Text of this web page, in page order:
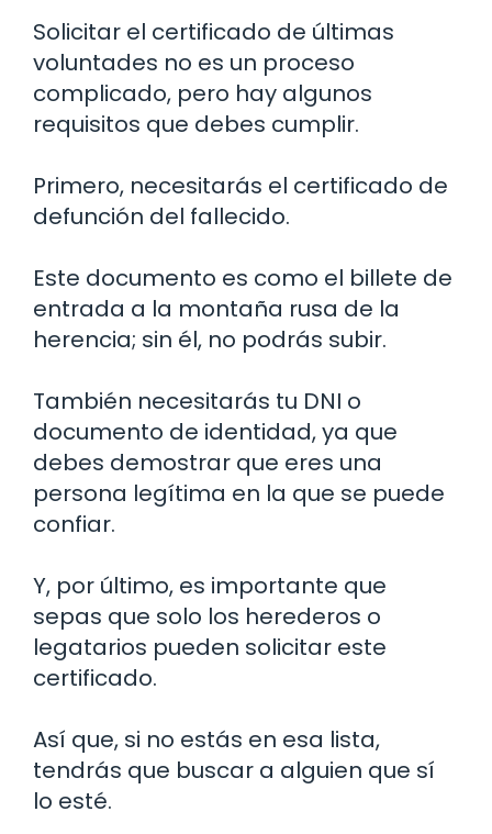
Solicitar el certificado de últimas
voluntades no es un proceso
complicado, pero hay algunos
requisitos que debes cumplir.
Primero, necesitarás el certificado de
defunción del fallecido.
Este documento es como el billete de
entrada a la montaña rusa de la
herencia; sin él, no podrás subir.
También necesitarás tu DNI o
documento de identidad, ya que
debes demostrar que eres una
persona legítima en la que se puede
confiar.
Y, por último, es importante que
sepas que solo los herederos o
legatarios pueden solicitar este
certificado.
Así que, si no estás en esa lista,
tendrás que buscar a alguien que sí
lo esté.